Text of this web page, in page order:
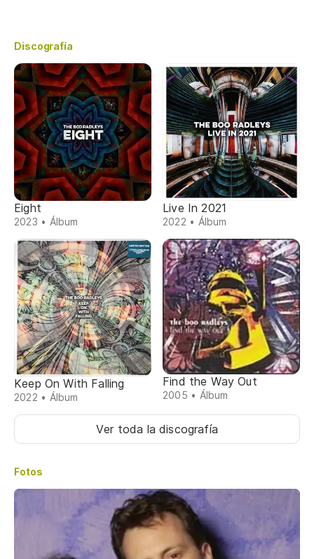
Discografía
Eight
2023 • Álbum
Live In 2021
2022 • Álbum
Keep On With Falling
2022 • Álbum
Find the Way Out
2005 • Álbum
Ver toda la discografía
Fotos